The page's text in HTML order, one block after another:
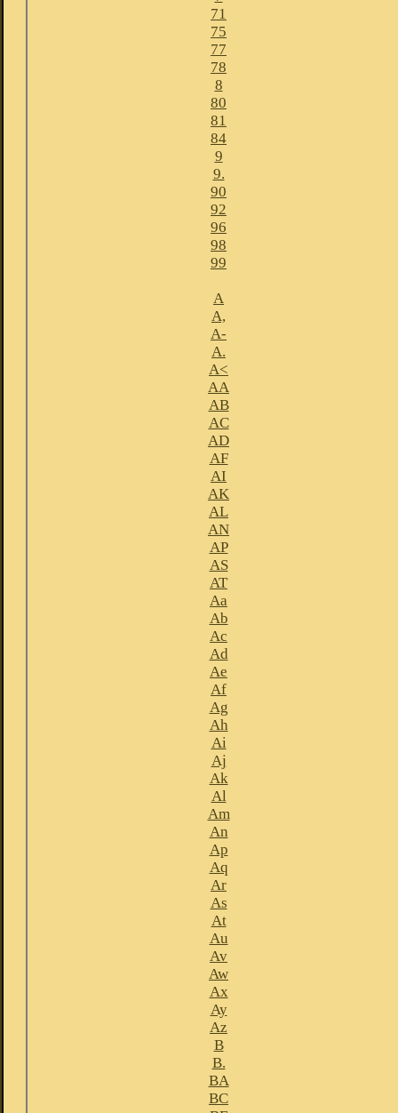
71
75
77
78
8
80
81
84
9
9.
90
92
96
98
99
A
A,
A-
A.
A<
AA
AB
AC
AD
AF
AI
AK
AL
AN
AP
AS
AT
Aa
Ab
Ac
Ad
Ae
Af
Ag
Ah
Ai
Aj
Ak
Al
Am
An
Ap
Aq
Ar
As
At
Au
Av
Aw
Ax
Ay
Az
B
B.
BA
BC